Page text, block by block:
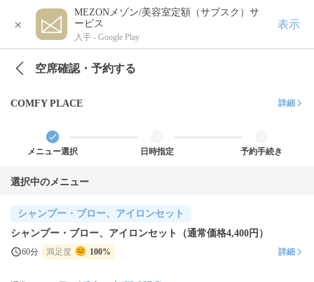
×
MEZONメゾン/美容室定額（サブスク）サ
ービス
入手 - Google Play
表示
空席確認・予約する
COMFY PLACE 詳細
メニュー選択 日時指定 予約手続き
選択中のメニュー
シャンプー・ブロー、アイロンセット
シャンプー・ブロー、アイロンセット（通常価格4,400円）
60分 満足度 100% 詳細